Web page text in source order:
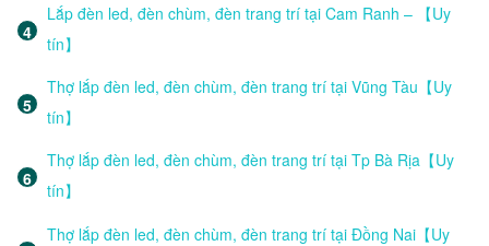
Lắp đèn led, đèn chùm, đèn trang trí tại Cam Ranh – 【Uy
tín】
Thợ lắp đèn led, đèn chùm, đèn trang trí tại Vũng Tàu【Uy
tín】
Thợ lắp đèn led, đèn chùm, đèn trang trí tại Tp Bà Rịa【Uy
tín】
Thợ lắp đèn led, đèn chùm, đèn trang trí tại Đồng Nai【Uy